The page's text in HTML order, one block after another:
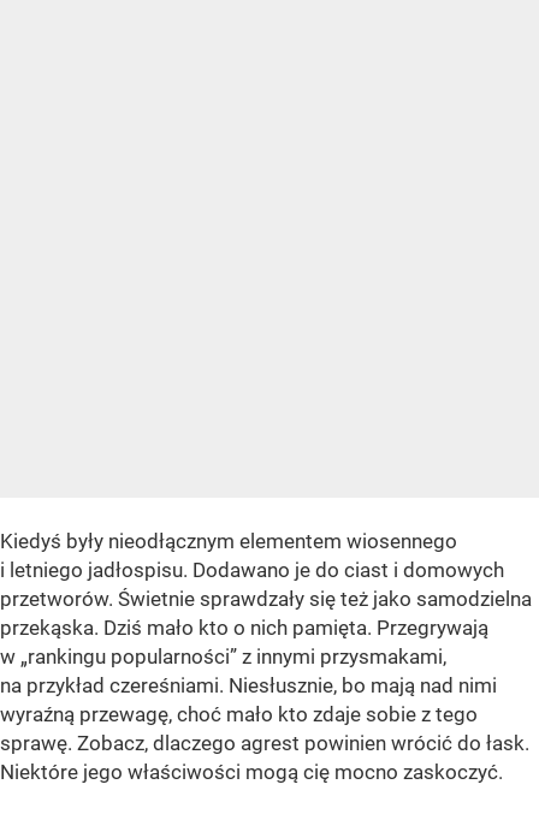
Kiedyś były nieodłącznym elementem wiosennego
i letniego jadłospisu. Dodawano je do ciast i domowych
przetworów. Świetnie sprawdzały się też jako samodzielna
przekąska. Dziś mało kto o nich pamięta. Przegrywają
w „rankingu popularności” z innymi przysmakami,
na przykład czereśniami. Niesłusznie, bo mają nad nimi
wyraźną przewagę, choć mało kto zdaje sobie z tego
sprawę. Zobacz, dlaczego agrest powinien wrócić do łask.
Niektóre jego właściwości mogą cię mocno zaskoczyć.